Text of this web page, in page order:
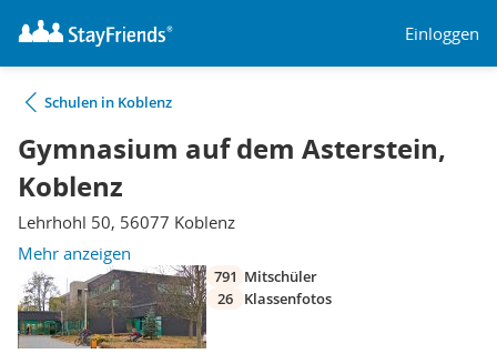
Einloggen
Schulen in Koblenz
Gymnasium auf dem Asterstein,
Koblenz
Lehrhohl 50, 56077 Koblenz
Mehr anzeigen
791 Mitschüler
26
Klassenfotos